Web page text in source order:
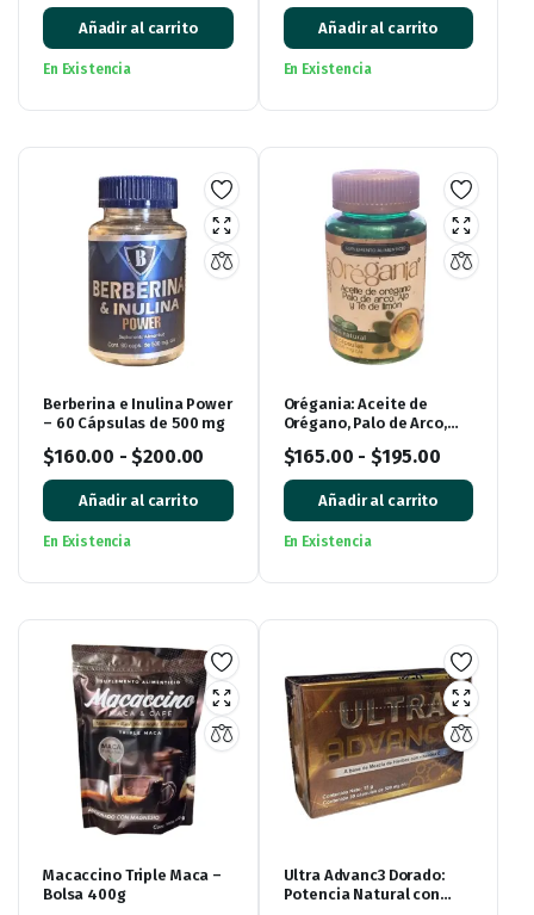
Añadir al carrito
En Existencia
Añadir al carrito
En Existencia
Berberina e Inulina Power
– 60 Cápsulas de 500 mg
$160.00 - $200.00
Añadir al carrito
En Existencia
Orégania: Aceite de
Orégano, Palo de Arco,
cápsulas
$165.00 - $195.00
Añadir al carrito
En Existencia
Macaccino Triple Maca –
Bolsa 400g
Ultra Advanc3 Dorado:
Potencia Natural con